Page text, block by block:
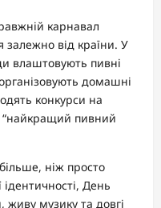
карнавал
залежно від країни. У
влаштовують пивні
домашні
конкурси на
“найкращий пивний
ніж просто
День
живу музику та довгі